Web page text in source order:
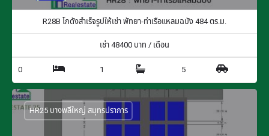
R28B โกดังสำเร็จรูปให้เช่า พัทยา-ท่าเรือแหลมฉบัง 484 ตร.ม.
เช่า48400 บาท / เดือน
0 1 5
HR25 บางพลีใหญ่ สมุทรปราการ